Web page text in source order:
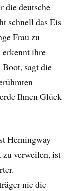
die deutsche
schnell das Eis
Frau zu
erkennt ihre
Boot, sagt die
Ihnen Glück
Hemingway
zu verweilen, ist
nie die